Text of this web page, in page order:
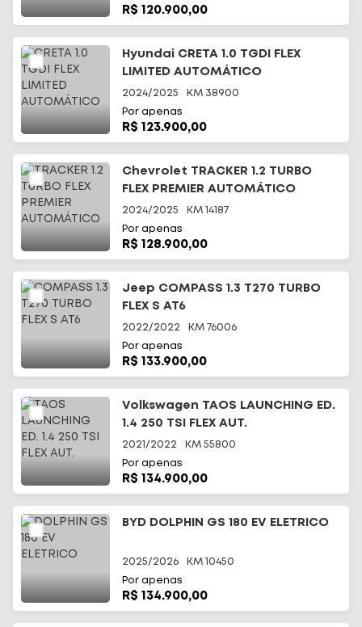
(48) 99644-0085
R$ 120.900,00
Hyundai CRETA 1.0 TGDI FLEX
LIMITED AUTOMÁTICO
2024/2025 KM 38900
Por apenas
R$ 123.900,00
Chevrolet TRACKER 1.2 TURBO
FLEX PREMIER AUTOMÁTICO
2024/2025 KM 14187
Por apenas
R$ 128.900,00
Jeep COMPASS 1.3 T270 TURBO
FLEX S AT6
2022/2022 KM 76006
Por apenas
R$ 133.900,00
Volkswagen TAOS LAUNCHING ED.
1.4 250 TSI FLEX AUT.
2021/2022 KM 55800
Por apenas
R$ 134.900,00
BYD DOLPHIN GS 180 EV ELETRICO
2025/2026 KM 10450
Por apenas
R$ 134.900,00